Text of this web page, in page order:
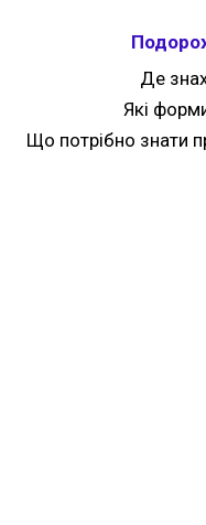
Де
Які
Що потрібно знати